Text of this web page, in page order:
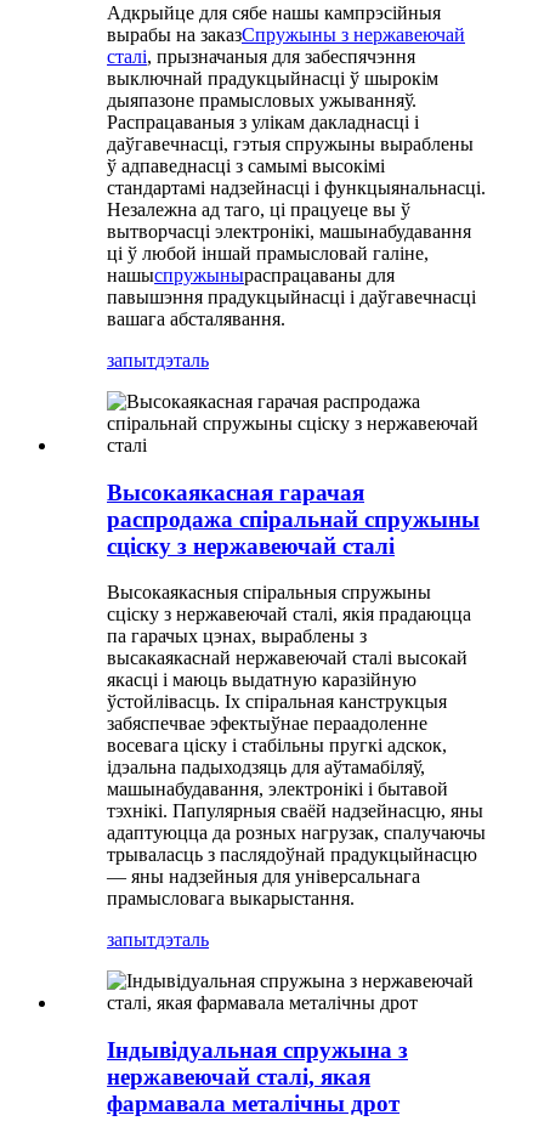
Адкрыйце для сябе нашы кампрэсійныя
вырабы на заказСпружыны з нержавеючай
сталі, прызначаныя для забеспячэння
выключнай прадукцыйнасці ў шырокім
дыяпазоне прамысловых ужыванняў.
Распрацаваныя з улікам дакладнасці і
даўгавечнасці, гэтыя спружыны выраблены
ў адпаведнасці з самымі высокімі
стандартамі надзейнасці і функцыянальнасці.
Незалежна ад таго, ці працуеце вы ў
вытворчасці электронікі, машынабудавання
ці ў любой іншай прамысловай галіне,
нашыспружыныраспрацаваны для
павышэння прадукцыйнасці і даўгавечнасці
вашага абсталявання.
запытдэталь
Высокаякасная гарачая
распродажа спіральнай спружыны
сціску з нержавеючай сталі
Высокаякасныя спіральныя спружыны
сціску з нержавеючай сталі, якія прадаюцца
па гарачых цэнах, выраблены з
высакаякаснай нержавеючай сталі высокай
якасці і маюць выдатную каразійную
ўстойлівасць. Іх спіральная канструкцыя
забяспечвае эфектыўнае пераадоленне
восевага ціску і стабільны пругкі адскок,
ідэальна падыходзяць для аўтамабіляў,
машынабудавання, электронікі і бытавой
тэхнікі. Папулярныя сваёй надзейнасцю, яны
адаптуюцца да розных нагрузак, спалучаючы
трываласць з паслядоўнай прадукцыйнасцю
— яны надзейныя для універсальнага
прамысловага выкарыстання.
запытдэталь
Індывідуальная спружына з
нержавеючай сталі, якая
фармавала металічны дрот